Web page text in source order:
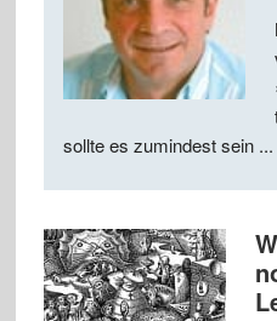
sollte es zumindest sein ...